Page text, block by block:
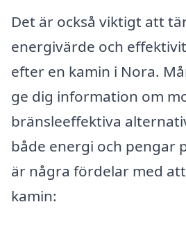
Det är också viktigt att
energivärde och
efter en kamin i Nora.
ge dig information om
bränsleeffektiva
både energi och pengar
är några fördelar med
kamin: